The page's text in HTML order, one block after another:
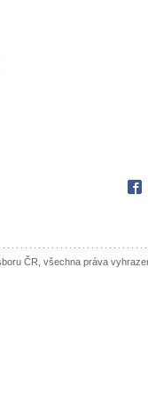
ČR, všechna práva